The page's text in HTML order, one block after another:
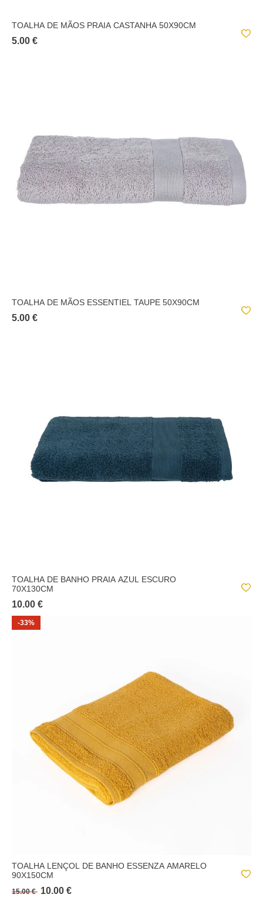
TOALHA DE MÃOS PRAIA CASTANHA 50X90CM
5.00 €
TOALHA DE MÃOS ESSENTIEL TAUPE 50X90CM
5.00 €
TOALHA DE BANHO PRAIA AZUL ESCURO
70X130CM
10.00 €
-33%
TOALHA LENÇOL DE BANHO ESSENZA AMARELO
90X150CM
15.00 € 10.00 €